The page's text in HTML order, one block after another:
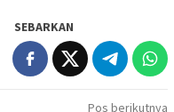
SEBARKAN
Pos berikutnya